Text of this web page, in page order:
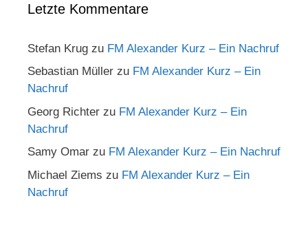
Letzte Kommentare
Stefan Krug zu FM Alexander Kurz – Ein Nachruf
Sebastian Müller zu FM Alexander Kurz – Ein
Nachruf
Georg Richter zu FM Alexander Kurz – Ein
Nachruf
Samy Omar zu FM Alexander Kurz – Ein Nachruf
Michael Ziems zu FM Alexander Kurz – Ein
Nachruf